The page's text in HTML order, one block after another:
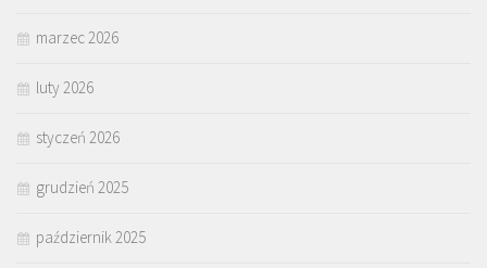
marzec 2026
luty 2026
styczeń 2026
grudzień 2025
październik 2025